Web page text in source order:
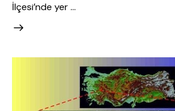
İlçesi’nde yer …